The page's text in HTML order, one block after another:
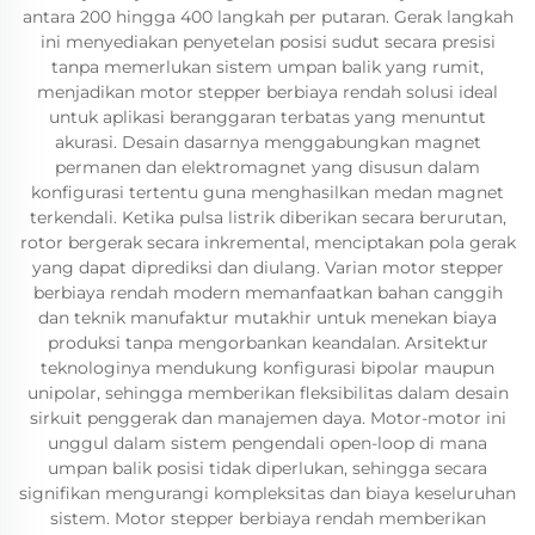
antara 200 hingga 400 langkah per putaran. Gerak langkah
ini menyediakan penyetelan posisi sudut secara presisi
tanpa memerlukan sistem umpan balik yang rumit,
menjadikan motor stepper berbiaya rendah solusi ideal
untuk aplikasi beranggaran terbatas yang menuntut
akurasi. Desain dasarnya menggabungkan magnet
permanen dan elektromagnet yang disusun dalam
konfigurasi tertentu guna menghasilkan medan magnet
terkendali. Ketika pulsa listrik diberikan secara berurutan,
rotor bergerak secara inkremental, menciptakan pola gerak
yang dapat diprediksi dan diulang. Varian motor stepper
berbiaya rendah modern memanfaatkan bahan canggih
dan teknik manufaktur mutakhir untuk menekan biaya
produksi tanpa mengorbankan keandalan. Arsitektur
teknologinya mendukung konfigurasi bipolar maupun
unipolar, sehingga memberikan fleksibilitas dalam desain
sirkuit penggerak dan manajemen daya. Motor-motor ini
unggul dalam sistem pengendali open-loop di mana
umpan balik posisi tidak diperlukan, sehingga secara
signifikan mengurangi kompleksitas dan biaya keseluruhan
sistem. Motor stepper berbiaya rendah memberikan